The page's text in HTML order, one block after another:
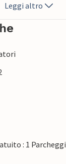
Leggi altro
: 1 Parcheggi